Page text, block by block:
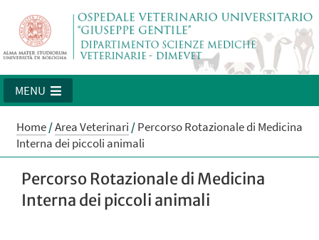
MENU
Home/Area Veterinari /Percorso Rotazionale di Medicina
Interna dei piccoli animali
Percorso Rotazionale di Medicina
Interna dei piccoli animali